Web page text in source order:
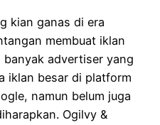
kian ganas di era
membuat iklan
banyak advertiser yang
iklan besar di platform
namun belum juga
Ogilvy &